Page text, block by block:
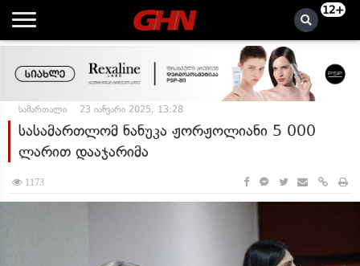
12+
სამართალი 23 იანვარი 2025, 13:28
სასამართლომ ნანუკა ჟორჟოლიანი 5 000
ლარით დააჯარიმა
1173